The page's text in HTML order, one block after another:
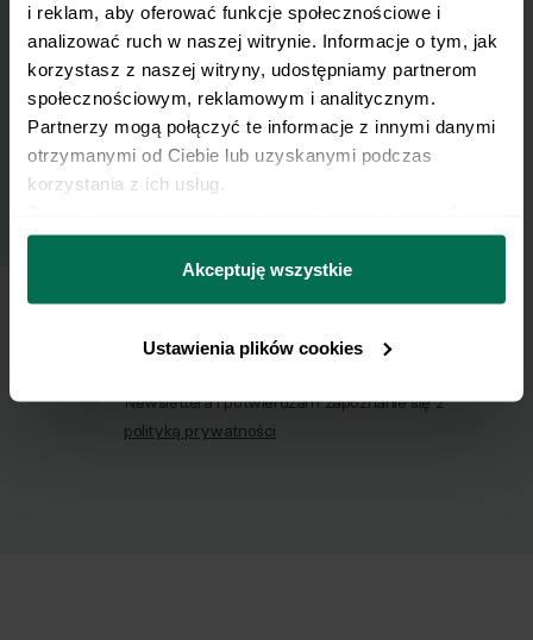
i reklam, aby oferować funkcje społecznościowe i
analizować ruch w naszej witrynie. Informacje o tym, jak
korzystasz z naszej witryny, udostępniamy partnerom
społecznościowym, reklamowym i analitycznym.
Partnerzy mogą połączyć te informacje z innymi danymi
otrzymanymi od Ciebie lub uzyskanymi podczas
korzystania z ich usług.
można się z nami skontaktować i w jaki sposób
przetwarzamy dane osobowe w ramach
prywatności.
Akceptuję wszystkie
Ustawienia plików cookies
Zapisz się do naszego Newslettera
Imię
Email
Wyślij
Wyrażam zgodę na przetwarzanie moich
Newslettera i potwierdzam zapoznanie się z
polityką prywatności.